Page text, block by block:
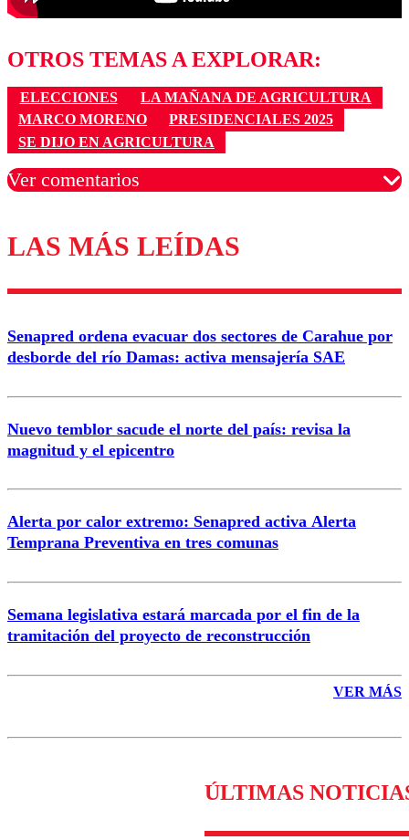
OTROS TEMAS A EXPLORAR:
ELECCIONES
LA MAÑANA DE AGRICULTURA
MARCO MORENO
PRESIDENCIALES 2025
SE DIJO EN AGRICULTURA
Ver comentarios
Los comentarios son moderados para garantizar un
diálogo respetuoso.
Correo
LAS MÁS LEÍDAS
Senapred ordena evacuar dos sectores de Carahue por
desborde del río Damas: activa mensajería SAE
Nuevo temblor sacude el norte del país: revisa la
magnitud y el epicentro
Alerta por calor extremo: Senapred activa Alerta
Temprana Preventiva en tres comunas
Semana legislativa estará marcada por el fin de la
tramitación del proyecto de reconstrucción
VER MÁS
ÚLTIMAS